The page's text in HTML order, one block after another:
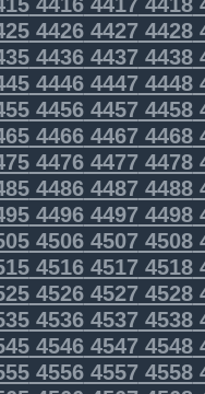
442644274428
443644374438
444644474448
445644574458
446644674468
447644774478
448644874488
449644974498
450645074508
451645174518
452645274528
453645374538
454645474548
455645574558